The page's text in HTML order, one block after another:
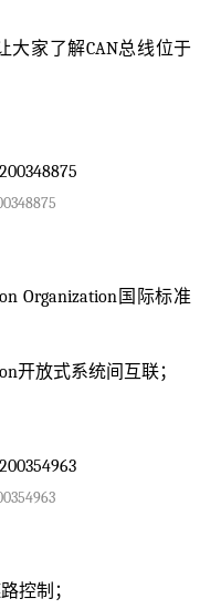
大家了解CAN总线位于
Organization国际标准
开放式系统间互联；
控制；